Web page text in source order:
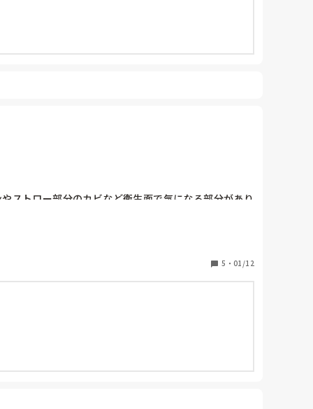
ストロー部分のカビなど衛生面で気になる部分があり
5 ・ 01/12